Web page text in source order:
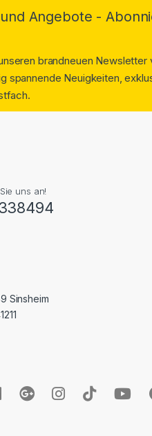
Angebote -
brandneuen
spannende Neuigkeiten,
uns an!
Sinsheim